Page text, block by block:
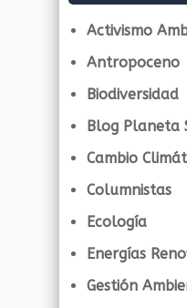
Activismo
Antropoceno
Biodiversidad
Blog Planeta
Cambio
Columnistas
Ecología
Energías
Gestión